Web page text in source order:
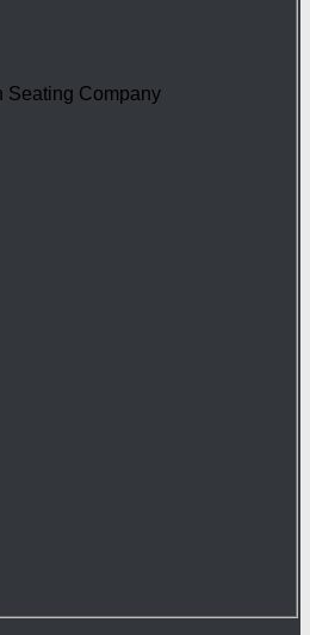
Seating Company